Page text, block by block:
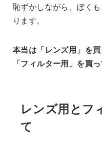
恥ずかしながら、ぼく
ります。
本当は「レンズ用」を
「フィルター用」を買
レンズ用とフ
て